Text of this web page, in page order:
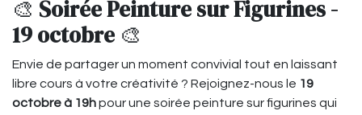
🎨 Soirée Peinture sur Figurines -
19 octobre 🎨
Envie de partager un moment convivial tout en laissant
libre cours à votre créativité ? Rejoignez-nous le 19
octobre à 19hpour une soirée peinture sur figurines qui